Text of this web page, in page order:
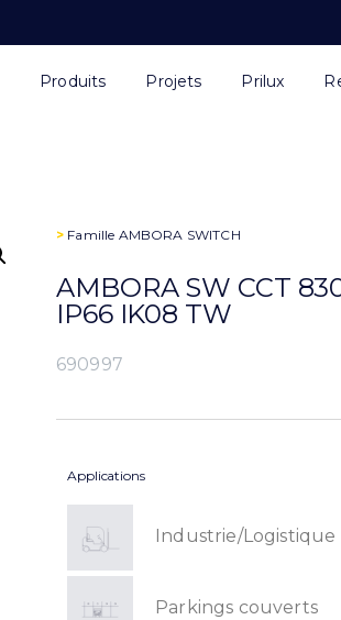
Produits Projets Prilux
> Famille AMBORA SWITCH
AMBORA SW CCT
IP66 IK08 TW
690997
Applications
Industrie/Logistique
Parkings couverts